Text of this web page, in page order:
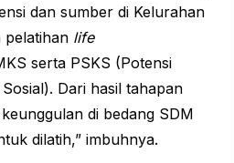
dan sumber di Kelurahan
pelatihan life
serta PSKS (Potensi
Dari hasil tahapan
di bedang SDM
dilatih,” imbuhnya.